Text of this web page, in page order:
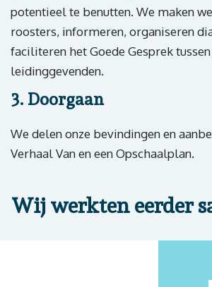
potentieel te benutten. We maken
roosters, informeren, organiseren
faciliteren het Goede Gesprek
leidinggevenden.
3. Doorgaan
We delen onze bevindingen en
Verhaal Van en een Opschaalplan.
Wij werkten eerder